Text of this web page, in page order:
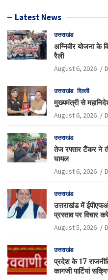
Latest News
उत्तराखंड
अग्निवीर योजना के
रैली
August 6, 2026
उत्तराखंड दिल्ली
मुख्यमंत्री से
August 6, 2026
उत्तराखंड
तेज रफ्तार टैंकर ने
घायल
August 6, 2026
उत्तराखंड
उत्तराखंड में
प्रस्ताव पर विचार
August 5, 2026
उत्तराखंड
प्रदेश के 17
कागजी पार्टियां